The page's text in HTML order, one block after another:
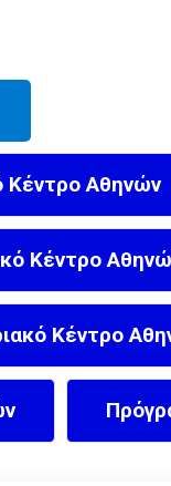
Κέντρο Αθηνών
Κέντρο
Κέντρο